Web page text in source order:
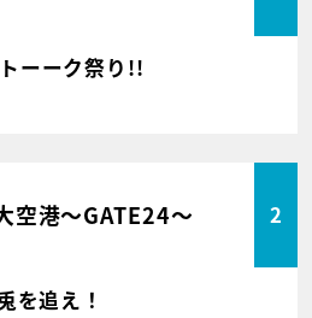
ーーク祭り!!
空港～GATE24～ 2
を追え！